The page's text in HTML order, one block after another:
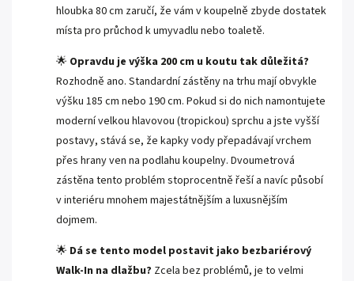
hloubka 80 cm zaručí, že vám v koupelně zbyde dostatek
místa pro průchod k umyvadlu nebo toaletě.
🌟 Opravdu je výška 200 cm u koutu tak důležitá?
Rozhodně ano. Standardní zástěny na trhu mají obvykle
výšku 185 cm nebo 190 cm. Pokud si do nich namontujete
moderní velkou hlavovou (tropickou) sprchu a jste vyšší
postavy, stává se, že kapky vody přepadávají vrchem
přes hrany ven na podlahu koupelny. Dvoumetrová
zástěna tento problém stoprocentně řeší a navíc působí
v interiéru mnohem majestátnějším a luxusnějším
dojmem.
🌟 Dá se tento model postavit jako bezbariérový
Walk-In na dlažbu? Zcela bez problémů, je to velmi